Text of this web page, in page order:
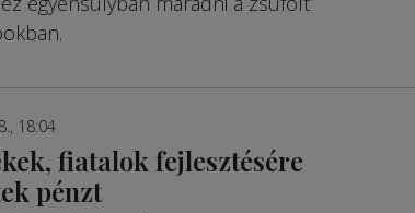
18:04
fiatalok fejlesztésére
pénzt